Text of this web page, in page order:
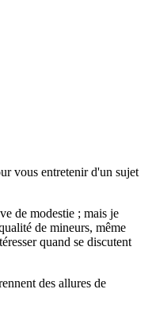
vous entretenir d'un sujet
de modestie ; mais je
de mineurs, même
quand se discutent
des allures de